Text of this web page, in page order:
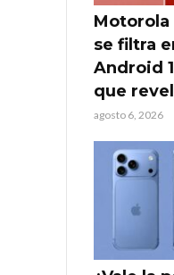
Motorola
se filtra
Android
que
agosto 6, 2026